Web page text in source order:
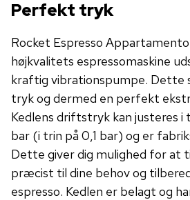
Perfekt tryk
Rocket Espresso
højkvalitets espressomaskine
kraftig vibrationspumpe. Dette
tryk og dermed en perfekt
Kedlens driftstryk kan justeres i
bar (i trin på 0,1 bar) og er
Dette giver dig mulighed for at
præcist til dine behov og
espresso. Kedlen er belagt og